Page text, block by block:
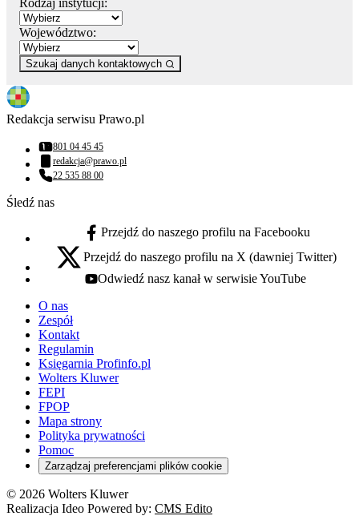
Województwo:
Szukaj danych kontaktowych
Redakcja serwisu Prawo.pl
Numer telefonu:
801 04 45 45
Adres email:
redakcja@prawo.pl
Numer telefonu:
22 535 88 00
Śledź nas
facebook - otwiera się w nowej karcie
Przejdź do naszego profilu na Facebooku
x - otwiera się w nowej karcie
Przejdź do naszego profilu na X (dawniej Twitter)
youtube - otwiera się w nowej karcie
Odwiedź nasz kanał w serwisie YouTube
O nas
Zespół
Kontakt
Regulamin
Księgarnia Profinfo.pl
Wolters Kluwer
FEPI
FPOP
Mapa strony
Polityka prywatności
Pomoc
Zarządzaj preferencjami plików cookie
© 2026 Wolters Kluwer
Realizacja Ideo Powered by: CMS Edito